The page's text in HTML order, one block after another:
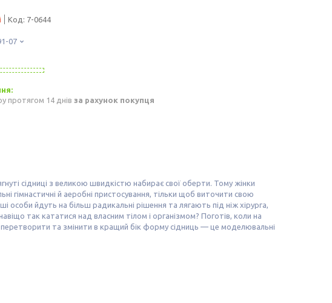
Код: 7-0644
07
протягом 14 днів за рахунок покупця
сідниці з великою швидкістю набирає свої оберти. Тому жінки
гімнастичні й аеробні пристосування, тільки щоб виточити свою
особи йдуть на більш радикальні рішення та лягають під ніж хірурга,
так кататися над власним тілом і організмом? Поготів, коли на
та змінити в кращий бік форму сідниць — це моделювальні